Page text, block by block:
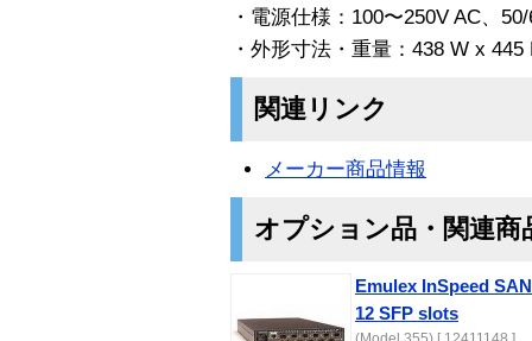
・電源仕様：100〜250V AC、
・外形寸法・重量：438 W x
関連リンク
メーカー商品情報
オプション品・関連商
Emulex InSpeed
12 SFP slots